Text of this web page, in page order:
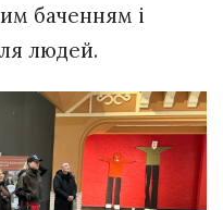
баченням і
людей.